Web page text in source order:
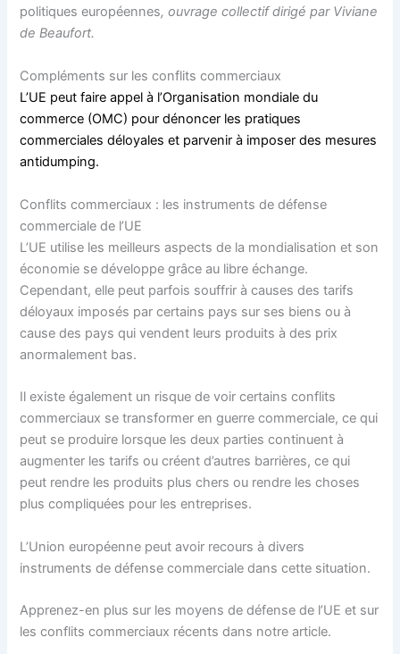
politiques européennes, ouvrage collectif dirigé par Viviane
de Beaufort.
Compléments sur les conflits commerciaux
L’UE peut faire appel à l’Organisation mondiale du
commerce (OMC) pour dénoncer les pratiques
commerciales déloyales et parvenir à imposer des mesures
antidumping.
Conflits commerciaux : les instruments de défense
commerciale de l’UE
L’UE utilise les meilleurs aspects de la mondialisation et son
économie se développe grâce au libre échange.
Cependant, elle peut parfois souffrir à causes des tarifs
déloyaux imposés par certains pays sur ses biens ou à
cause des pays qui vendent leurs produits à des prix
anormalement bas.
Il existe également un risque de voir certains conflits
commerciaux se transformer en guerre commerciale, ce qui
peut se produire lorsque les deux parties continuent à
augmenter les tarifs ou créent d’autres barrières, ce qui
peut rendre les produits plus chers ou rendre les choses
plus compliquées pour les entreprises.
L’Union européenne peut avoir recours à divers
instruments de défense commerciale dans cette situation.
Apprenez-en plus sur les moyens de défense de l’UE et sur
les conflits commerciaux récents dans notre article.